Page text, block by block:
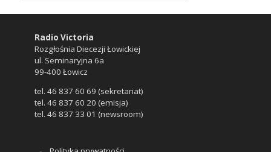
Radio Victoria
Rozgłośnia Diecezji Łowickiej
ul. Seminaryjna 6a
99-400 Łowicz
tel. 46 837 60 69 (sekretariat)
tel. 46 837 60 20 (emisja)
tel. 46 837 33 01 (newsroom)